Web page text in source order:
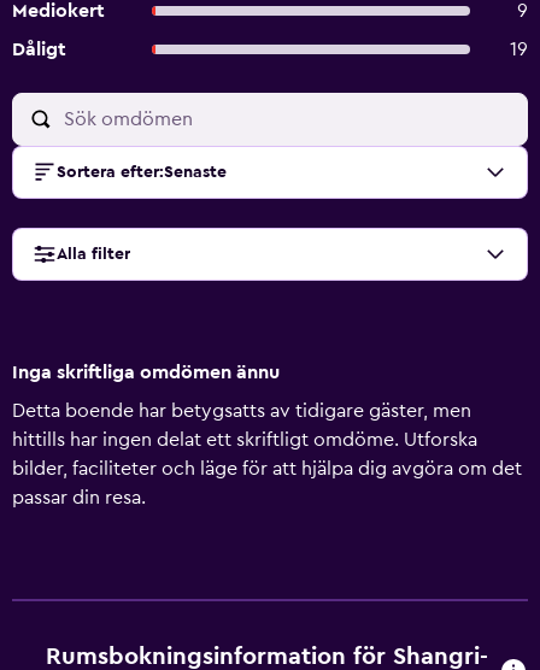
Mediokert
9
Dåligt
19
Sortera efter:Senaste
Alla filter
Inga skriftliga omdömen ännu
Detta boende har betygsatts av tidigare gäster, men
hittills har ingen delat ett skriftligt omdöme. Utforska
bilder, faciliteter och läge för att hjälpa dig avgöra om det
passar din resa.
Rumsbokningsinformation för Shangri-